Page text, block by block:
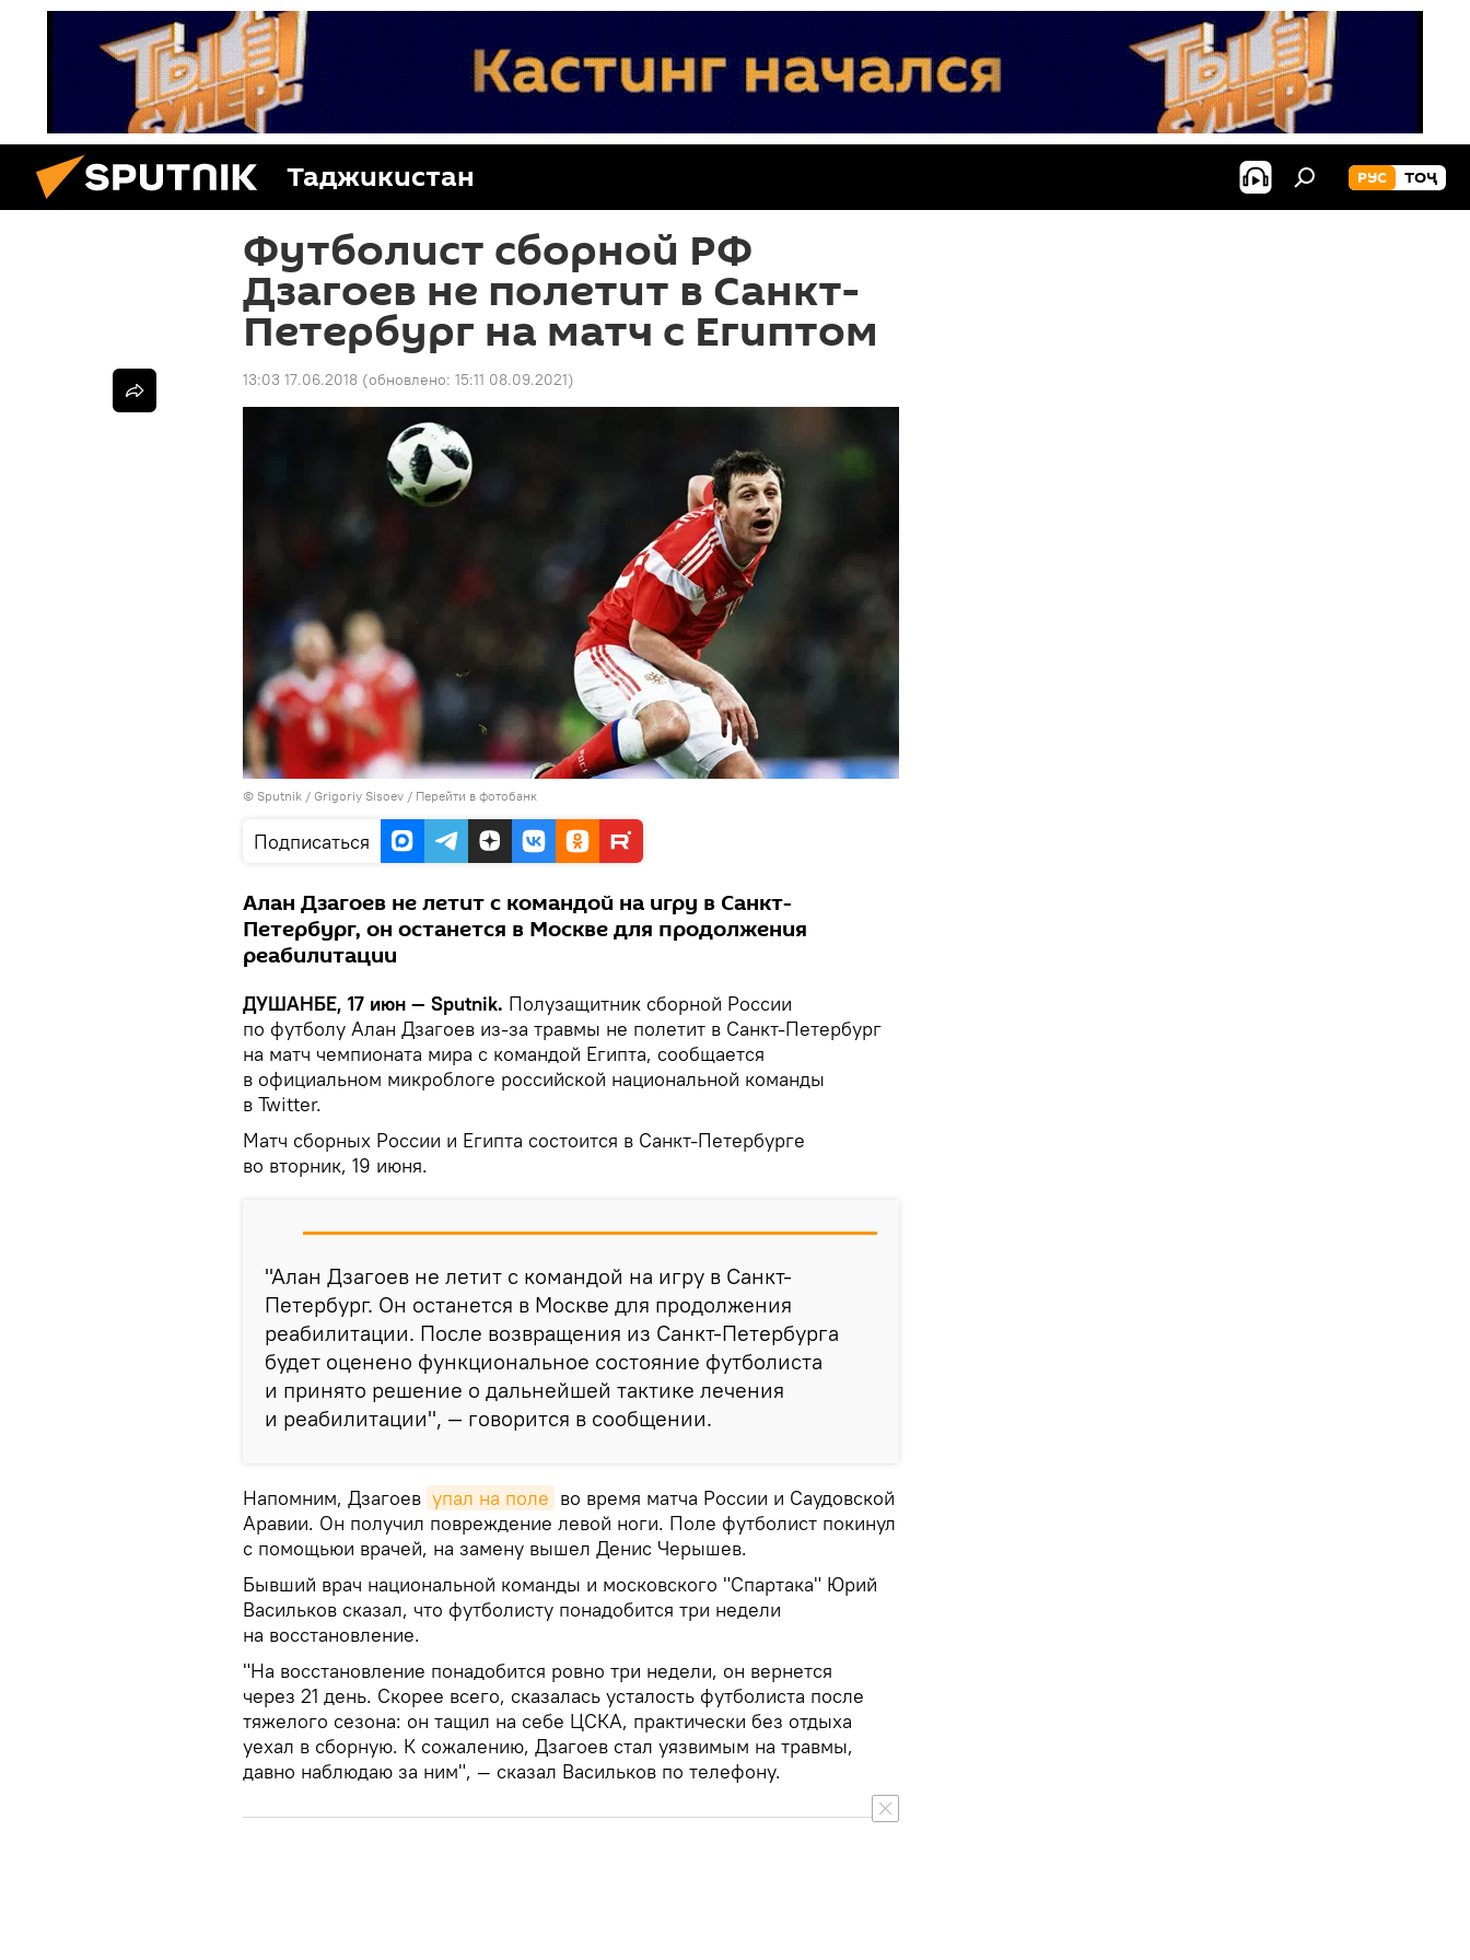
Таджикистан РУС ТОҶ
Футболист сборной РФ
Дзагоев не полетит в Санкт-
Петербург на матч с Египтом
13:03 17.06.2018 (обновлено: 15:11 08.09.2021)
© Sputnik / Grigoriy Sisoev / Перейти в фотобанк
Подписаться
Алан Дзагоев не летит с командой на игру в Санкт-
Петербург, он останется в Москве для продолжения
реабилитации
ДУШАНБЕ, 17 июн — Sputnik. Полузащитник сборной России
по футболу Алан Дзагоев из-за травмы не полетит в Санкт-Петербург
на матч чемпионата мира с командой Египта, сообщается
в официальном микроблоге российской национальной команды
в Twitter.
Матч сборных России и Египта состоится в Санкт-Петербурге
во вторник, 19 июня.
"Алан Дзагоев не летит с командой на игру в Санкт-
Петербург. Он останется в Москве для продолжения
реабилитации. После возвращения из Санкт-Петербурга
будет оценено функциональное состояние футболиста
и принято решение о дальнейшей тактике лечения
и реабилитации", — говорится в сообщении.
Напомним, Дзагоев упал на поле во время матча России и Саудовской
Аравии. Он получил повреждение левой ноги. Поле футболист покинул
с помощьюи врачей, на замену вышел Денис Черышев.
Бывший врач национальной команды и московского "Спартака" Юрий
Васильков сказал, что футболисту понадобится три недели
на восстановление.
"На восстановление понадобится ровно три недели, он вернется
через 21 день. Скорее всего, сказалась усталость футболиста после
тяжелого сезона: он тащил на себе ЦСКА, практически без отдыха
уехал в сборную. К сожалению, Дзагоев стал уязвимым на травмы,
давно наблюдаю за ним", — сказал Васильков по телефону.